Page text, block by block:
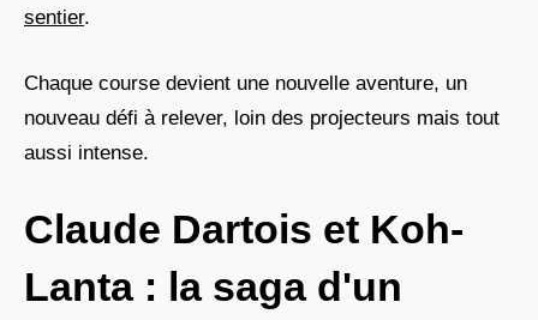
sentier.
Chaque course devient une nouvelle aventure, un
nouveau défi à relever, loin des projecteurs mais tout
aussi intense.
Claude Dartois et Koh-
Lanta : la saga d'un